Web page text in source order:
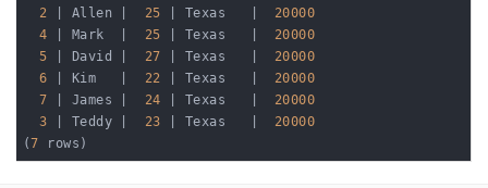
2
| Allen | 25 | Texas   |
20000
4
| Mark  | 25 | Texas   |
20000
5
| David | 27 | Texas   |
20000
6
| Kim   | 22 | Texas   |
20000
7
| James | 24 | Texas   |
20000
3
| Teddy | 23 | Texas   |
20000
(7 rows)